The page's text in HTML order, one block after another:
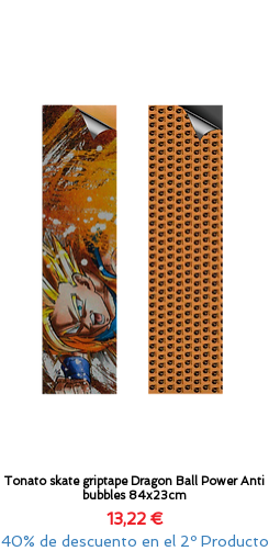
Vista rápida
Tonato skate griptape Dragon Ball Power Anti
bubbles 84x23cm
Precio
13,22 €
40% de descuento en el 2º Producto